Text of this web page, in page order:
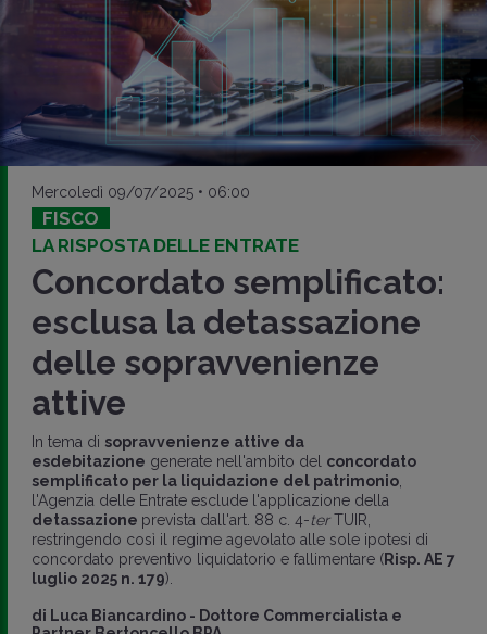
Mercoledì 09/07/2025 • 06:00
FISCO
LA RISPOSTA DELLE ENTRATE
Concordato semplificato:
esclusa la detassazione
delle sopravvenienze
attive
In tema di sopravvenienze attive da
esdebitazione generate nell'ambito del concordato
semplificato per la liquidazione del patrimonio,
l'Agenzia delle Entrate esclude l'applicazione della
detassazione prevista dall'art. 88 c. 4-terTUIR,
restringendo così il regime agevolato alle sole ipotesi di
concordato preventivo liquidatorio e fallimentare (Risp. AE 7
luglio 2025 n. 179).
di Luca Biancardino - Dottore Commercialista e